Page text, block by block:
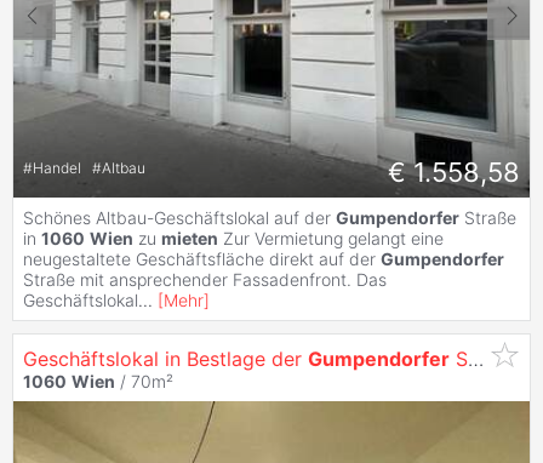
#Handel #Altbau € 1.558,58
Schönes Altbau-Geschäftslokal auf der Gumpendorfer Straße
in 1060 Wien zu mieten Zur Vermietung gelangt eine
neugestaltete Geschäftsfläche direkt auf der Gumpendorfer
Straße mit ansprechender Fassadenfront. Das
Geschäftslokal... [Mehr]
Geschäftslokal in Bestlage der Gumpendorfer Straße zu
1060 Wien / 70m²